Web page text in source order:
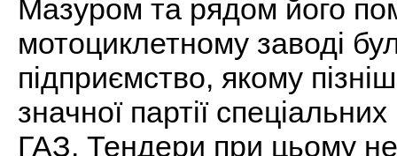
Мазуром та рядом його
мотоциклетному заводі
підприємство, якому
значної партії
ГАЗ. Тендери при цьому